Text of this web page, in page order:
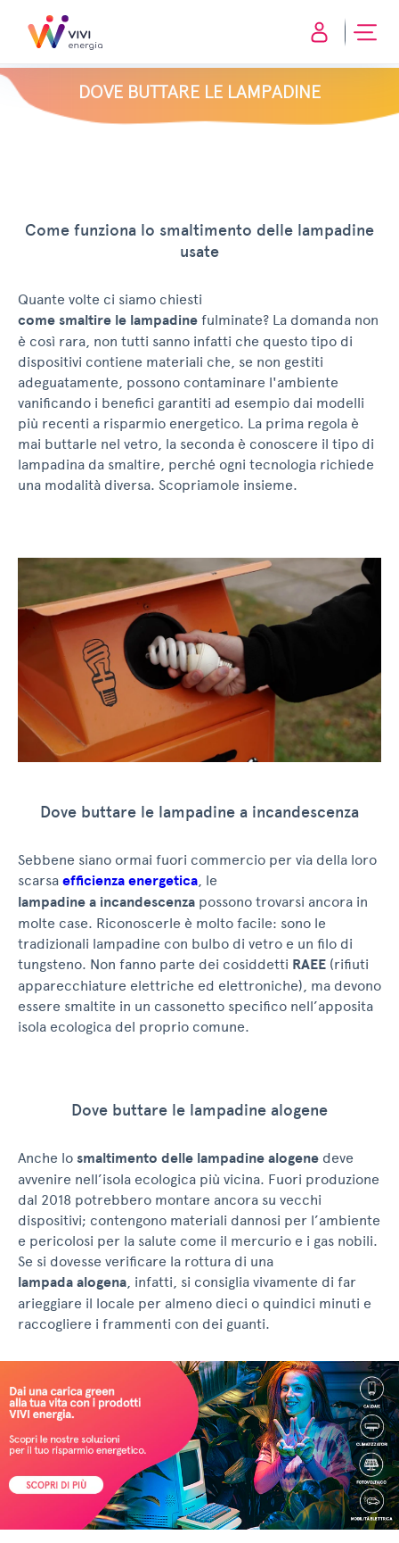
DOVE BUTTARE LE LAMPADINE
Come funziona lo smaltimento delle lampadine
usate
Quante volte ci siamo chiesti
come smaltire le lampadine fulminate? La domanda non
è così rara, non tutti sanno infatti che questo tipo di
dispositivi contiene materiali che, se non gestiti
adeguatamente, possono contaminare l'ambiente
vanificando i benefici garantiti ad esempio dai modelli
più recenti a risparmio energetico. La prima regola è
mai buttarle nel vetro, la seconda è conoscere il tipo di
lampadina da smaltire, perché ogni tecnologia richiede
una modalità diversa. Scopriamole insieme.
Dove buttare le lampadine a incandescenza
Sebbene siano ormai fuori commercio per via della loro
scarsa efficienza energetica, le
lampadine a incandescenza possono trovarsi ancora in
molte case. Riconoscerle è molto facile: sono le
tradizionali lampadine con bulbo di vetro e un filo di
tungsteno. Non fanno parte dei cosiddetti RAEE (rifiuti
apparecchiature elettriche ed elettroniche), ma devono
essere smaltite in un cassonetto specifico nell’apposita
isola ecologica del proprio comune.
Dove buttare le lampadine alogene
Anche lo smaltimento delle lampadine alogene deve
avvenire nell’isola ecologica più vicina. Fuori produzione
dal 2018 potrebbero montare ancora su vecchi
dispositivi; contengono materiali dannosi per l’ambiente
e pericolosi per la salute come il mercurio e i gas nobili.
Se si dovesse verificare la rottura di una
lampada alogena, infatti, si consiglia vivamente di far
arieggiare il locale per almeno dieci o quindici minuti e
raccogliere i frammenti con dei guanti.